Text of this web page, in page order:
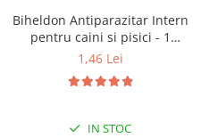
Servetele Umede
Covorase absorbante
Curatare Ochi
Custi transport - Pisici
Jucarii Pisici
Lese, Hamuri si Zgarzi
Paturi, perne si cosuri pentru pisici
Biheldon Antiparazitar Intern
pentru caini si pisici - 1
comprimate
1,46 Lei
IN STOC